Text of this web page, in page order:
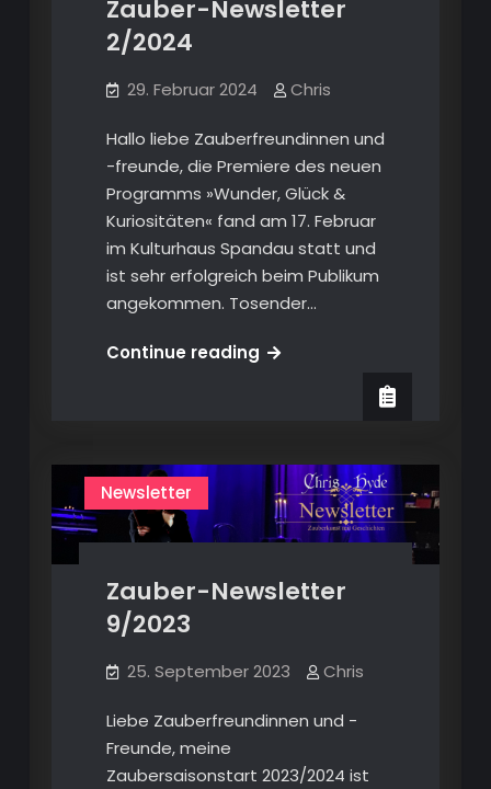
Zauber-Newsletter
2/2024
29. Februar 2024 Chris
Hallo liebe Zauberfreundinnen und
-freunde, die Premiere des neuen
Programms »Wunder, Glück &
Kuriositäten« fand am 17. Februar
im Kulturhaus Spandau statt und
ist sehr erfolgreich beim Publikum
angekommen. Tosender…
Continue readingZauber-
Newsletter
Zauber-Newsletter
9/2023
25. September 2023 Chris
Liebe Zauberfreundinnen und -
Freunde, meine
Zaubersaisonstart 2023/2024 ist